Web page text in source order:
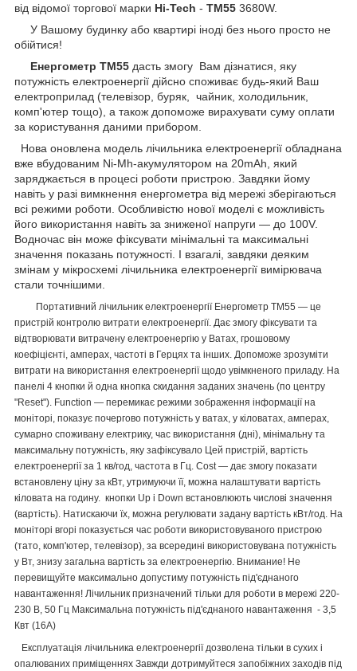
від відомої торгової марки Hi-Tech - TM55 3680W.
У Вашому будинку або квартирі іноді без нього просто не
обійтися!
Енергометр ТМ55 дасть змогу Вам дізнатися, яку
потужність електроенергії дійсно споживає будь-який Ваш
електроприлад (телевізор, буряк, чайник, холодильник,
комп'ютер тощо), а також допоможе вирахувати суму оплати
за користування даними прибором.
Нова оновлена модель лічильника електроенергії обладнана
вже вбудованим Ni-Mh-акумулятором на 20mAh, який
заряджається в процесі роботи пристрою. Завдяки йому
навіть у разі вимкнення енергометра від мережі зберігаються
всі режими роботи. Особливістю нової моделі є можливість
його використання навіть за зниженої напруги — до 100V.
Водночас він може фіксувати мінімальні та максимальні
значення показань потужності. І взагалі, завдяки деяким
змінам у мікросхемі лічильника електроенергії вимірювача
стали точнішими.
Портативний лічильник електроенергії Енергометр TM55 — це
пристрій контролю витрати електроенергії. Дає змогу фіксувати та
відтворювати витрачену електроенергію у Ватах, грошовому
коефіцієнті, амперах, частоті в Герцях та інших. Допоможе зрозуміти
витрати на використання електроенергії щодо увімкненого приладу. На
панелі 4 кнопки й одна кнопка скидання заданих значень (по центру
"Reset"). Function — перемикає режими зображення інформації на
моніторі, показує почергово потужність у ватах, у кіловатах, амперах,
сумарно споживану електрику, час використання (дні), мінімальну та
максимальну потужність, яку зафіксувало Цей пристрій, вартість
електроенергії за 1 кв/год, частота в Гц. Cost — дає змогу показати
встановлену ціну за кВт, утримуючи її, можна налаштувати вартість
кіловата на годину. кнопки Up і Down встановлюють числові значення
(вартість). Натискаючи їх, можна регулювати задану вартість кВт/год. На
моніторі вгорі показується час роботи використовуваного пристрою
(тато, комп'ютер, телевізор), за всередині використовувана потужність
у Вт, знизу загальна вартість за електроенергію. Внимание! Не
перевищуйте максимально допустиму потужність під'єднаного
навантаження! Лічильник призначений тільки для роботи в мережі 220-
230 В, 50 Гц Максимальна потужність під'єднаного навантаження - 3,5
Квт (16А)
Експлуатація лічильника електроенергії дозволена тільки в сухих і
опалюваних приміщеннях Завжди дотримуйтеся запобіжних заходів під